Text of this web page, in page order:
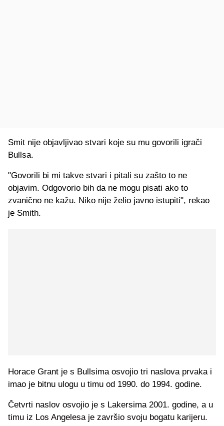
Smit nije objavljivao stvari koje su mu govorili igrači
Bullsa.
"Govorili bi mi takve stvari i pitali su zašto to ne
objavim. Odgovorio bih da ne mogu pisati ako to
zvanično ne kažu. Niko nije želio javno istupiti", rekao
je Smith.
Horace Grant je s Bullsima osvojio tri naslova prvaka i
imao je bitnu ulogu u timu od 1990. do 1994. godine.
Četvrti naslov osvojio je s Lakersima 2001. godine, a u
timu iz Los Angelesa je završio svoju bogatu karijeru.